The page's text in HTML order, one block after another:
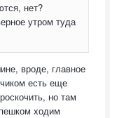
нет?
утром туда
вроде, главное
есть еще
но там
ходим